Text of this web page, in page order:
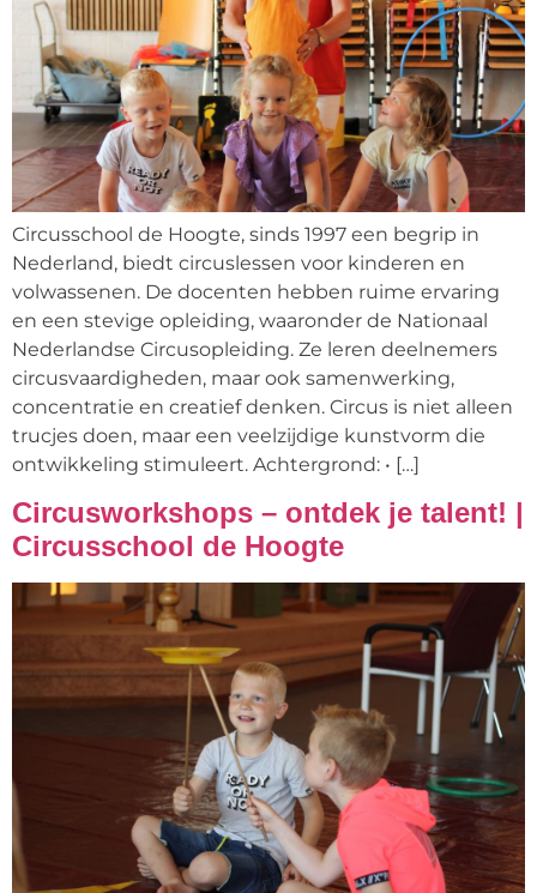
Circusschool de Hoogte, sinds 1997 een begrip in
Nederland, biedt circuslessen voor kinderen en
volwassenen. De docenten hebben ruime ervaring
en een stevige opleiding, waaronder de Nationaal
Nederlandse Circusopleiding. Ze leren deelnemers
circusvaardigheden, maar ook samenwerking,
concentratie en creatief denken. Circus is niet alleen
trucjes doen, maar een veelzijdige kunstvorm die
ontwikkeling stimuleert. Achtergrond: • […]
Circusworkshops – ontdek je talent! |
Circusschool de Hoogte